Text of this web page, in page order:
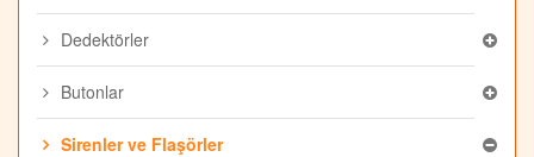
Dedektörler
Butonlar
Sirenler ve Flaşörler